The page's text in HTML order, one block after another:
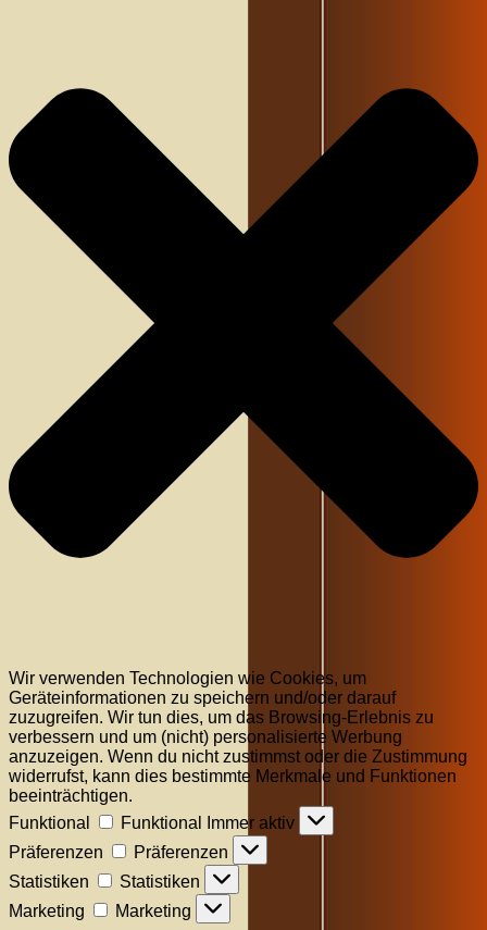
Wir verwenden Technologien wie Cookies, um
Geräteinformationen zu speichern und/oder darauf
zuzugreifen. Wir tun dies, um das Browsing-Erlebnis zu
verbessern und um (nicht) personalisierte Werbung
anzuzeigen. Wenn du nicht zustimmst oder die Zustimmung
widerrufst, kann dies bestimmte Merkmale und Funktionen
beeinträchtigen.
Funktional
Funktional
Immer aktiv
Präferenzen
Präferenzen
Statistiken
Statistiken
Marketing
Marketing